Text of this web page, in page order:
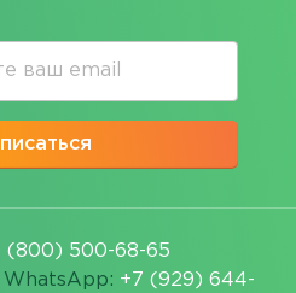
(800) 500-68-65
WhatsApp: +7 (929) 644-